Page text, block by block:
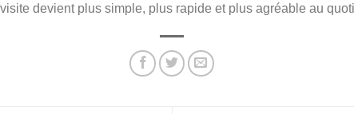
devient plus simple, plus rapide et plus agréable au